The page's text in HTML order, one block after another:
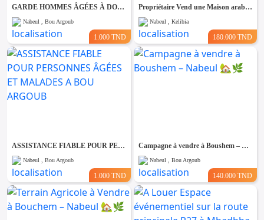
GARDE HOMMES ÂGÉES À DOMICILE A BOU ARGOUB
Nabeul , Bou Argoub
1.000 TND
Propriétaire Vend une Maison arabe rénovée avec goût sidi Boudhaoui Kélibia 205m² 160m² Bâti 180Mdt
Nabeul , Kelibia
180.000 TND
ASSISTANCE FIABLE POUR PERSONNES ÂGÉES ET MALADES A BOU ARGOUB
Nabeul , Bou Argoub
1.000 TND
Campagne à vendre à Boushem – Nabeul 🏡🌿
Nabeul , Bou Argoub
140.000 TND